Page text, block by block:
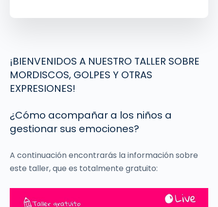
¡BIENVENIDOS A NUESTRO TALLER SOBRE
MORDISCOS, GOLPES Y OTRAS
EXPRESIONES!
¿Cómo acompañar a los niños a
gestionar sus emociones?
A continuación encontrarás la información sobre
este taller, que es totalmente gratuito: